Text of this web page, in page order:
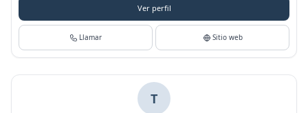
Ver perfil
Llamar Sitio web
T